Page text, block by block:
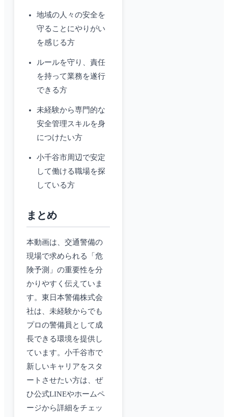
地域の人々の安全を
守ることにやりがい
を感じる方
ルールを守り、責任
を持って業務を遂行
できる方
未経験から専門的な
安全管理スキルを身
につけたい方
小千谷市周辺で安定
して働ける職場を探
している方
まとめ
本動画は、交通警備の
現場で求められる「危
険予測」の重要性を分
かりやすく伝えていま
す。東日本警備株式会
社は、未経験からでも
プロの警備員として成
長できる環境を提供し
ています。小千谷市で
新しいキャリアをスタ
ートさせたい方は、ぜ
ひ公式LINEやホームペ
ージから詳細をチェッ